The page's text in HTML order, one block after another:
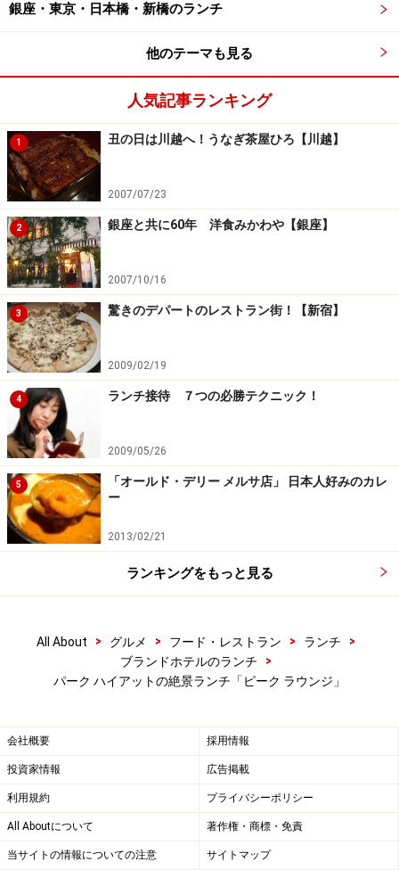
銀座・東京・日本橋・新橋のランチ
他のテーマも見る
人気記事ランキング
1 丑の日は川越へ！うなぎ茶屋ひろ【川越】
2007/07/23
2 銀座と共に60年 洋食みかわや【銀座】
2007/10/16
3 驚きのデパートのレストラン街！【新宿】
2009/02/19
4 ランチ接待 ７つの必勝テクニック！
2009/05/26
5
「オールド・デリー メルサ店」 日本人好みのカレ
ー
2013/02/21
ランキングをもっと見る
All About > グルメ > フード・レストラン > ランチ
>
ブランドホテルのランチ
>
パーク ハイアットの絶景ランチ「ピーク ラウンジ」
会社概要 採用情報
投資家情報 広告掲載
利用規約 プライバシーポリシー
All Aboutについて 著作権・商標・免責
当サイトの情報についての注意 サイトマップ